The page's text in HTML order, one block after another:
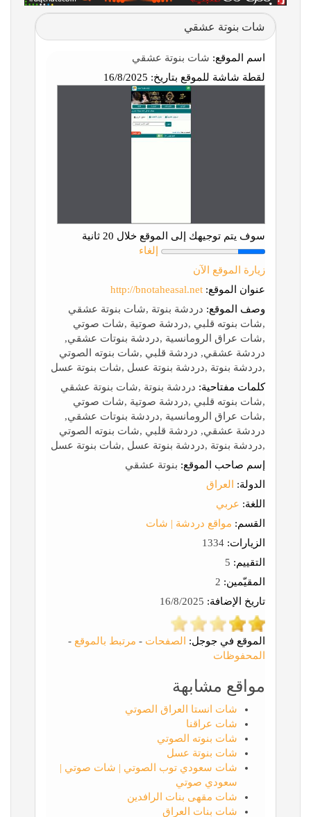
شات بنوتة عشقي
اسم الموقع: شات بنوتة عشقي
لقطة شاشة للموقع بتاريخ:
سوف يتم توجيهك إلى الموقع خلال 20 ثانية
إلغاء
زيارة الموقع الآن
عنوان الموقع: http://bnotaheasal.net
وصف الموقع: دردشة بنوتة ,شات بنوتة عشقي
,شات بنوته قلبي ,دردشة صوتية ,شات صوتي
,شات عراق الرومانسية ,دردشة بنوتات عشقي,
دردشة عشقي, دردشة قلبي ,شات بنوته الصوتي
,دردشة بنوتة ,دردشة بنوتة عسل ,شات بنوتة عسل
كلمات مفتاحية: دردشة بنوتة ,شات بنوتة عشقي
,شات بنوته قلبي ,دردشة صوتية ,شات صوتي
,شات عراق الرومانسية ,دردشة بنوتات عشقي,
دردشة عشقي, دردشة قلبي ,شات بنوته الصوتي
,دردشة بنوتة ,دردشة بنوتة عسل ,شات بنوتة عسل
إسم صاحب الموقع: بنوتة عشقي
الدولة:
العراق
اللغة: عربي
القسم: مواقع دردشة | شات
الزيارات:
التقييم:
المقيّمين:
تاريخ الإضافة:
الموقع في جوجل: الصفحات - مرتبط بالموقع -
المحفوظات
مواقع مشابهة
شات انستا العراق الصوتي
شات عراقنا
شات بنوته الصوتي
شات بنوتة عسل
شات سعودي توب الصوتي | شات صوتي |
سعودي صوتي
شات مقهى بنات الرافدين
شات بنات العراق